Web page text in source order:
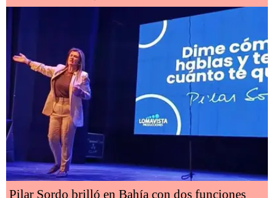
Pilar Sordo brilló en Bahía con dos funciones